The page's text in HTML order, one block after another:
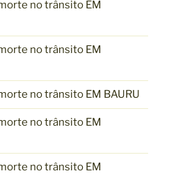
no trânsito EM
no trânsito EM
no trânsito EM BAURU
no trânsito EM
no trânsito EM